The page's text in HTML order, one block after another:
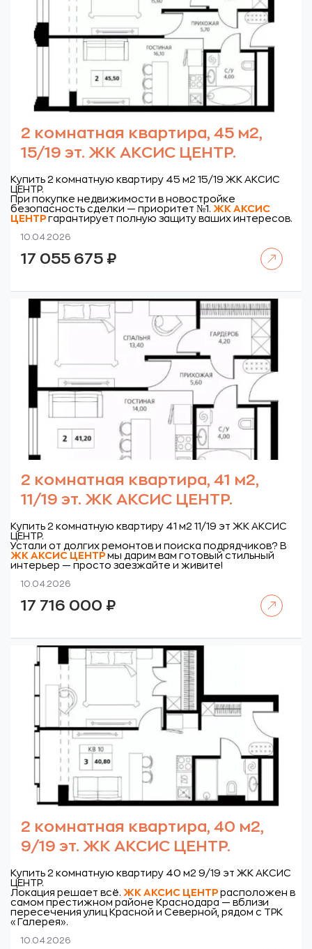
2 комнатная квартира, 45 м2,
15/19 эт. ЖК АКСИС ЦЕНТР.
Купить 2 комнатную квартиру 45 м2 15/19 ЖК АКСИС
ЦЕНТР.
При покупке недвижимости в новостройке
безопасность сделки — приоритет №1. ЖК АКСИС
ЦЕНТР гарантирует полную защиту ваших интересов.
10.04.2026
17 055 675 ₽
2 комнатная квартира, 41 м2,
11/19 эт. ЖК АКСИС ЦЕНТР.
Купить 2 комнатную квартиру 41 м2 11/19 эт ЖК АКСИС
ЦЕНТР.
Устали от долгих ремонтов и поиска подрядчиков? В
ЖК АКСИС ЦЕНТР мы дарим вам готовый стильный
интерьер — просто заезжайте и живите!
10.04.2026
17 716 000 ₽
2 комнатная квартира, 40 м2,
9/19 эт. ЖК АКСИС ЦЕНТР.
Купить 2 комнатную квартиру 40 м2 9/19 эт ЖК АКСИС
ЦЕНТР.
Локация решает всё. ЖК АКСИС ЦЕНТР расположен в
самом престижном районе Краснодара — вблизи
пересечения улиц Красной и Северной, рядом с ТРК
«Галерея».
10.04.2026